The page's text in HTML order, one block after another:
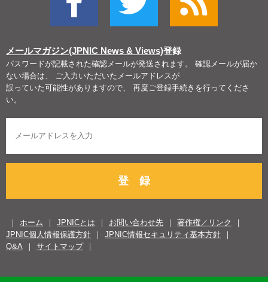
メールマガジン(JPNIC News & Views)登録
パスワードが記載された確認メールが発送されます。 確認メールが届か
ない場合は、 ご入力いただいたメールアドレスが
誤っていた可能性がありますので、 再度ご登録手続きを行ってくださ
い。
登 録
ホーム JPNICとは お問い合わせ先
著作権／リンク
JPNIC個人情報保護方針
JPNIC情報セキュリティ基本方針
Q&A
サイトマップ